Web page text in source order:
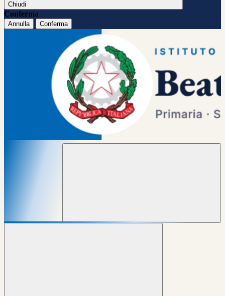
Chiudi
Conferma
Annulla Conferma